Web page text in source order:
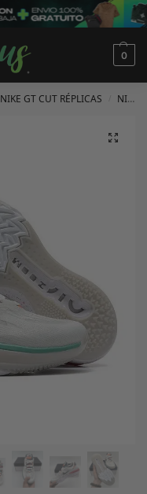
0
NIKE GT CUT RÉPLICAS NIKE GT CUT 2 RÉPLICAS